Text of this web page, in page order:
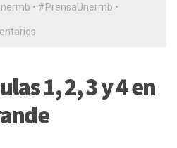
• #PrensaUnermb •
1, 2, 3 y 4 en